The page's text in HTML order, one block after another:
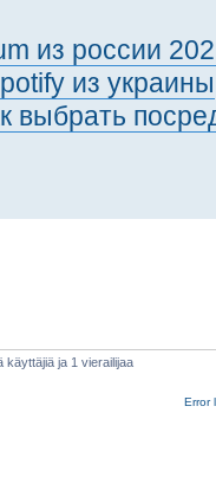
из россии
из украины
выбрать
käyttäjiä ja 1 vierailijaa
Error